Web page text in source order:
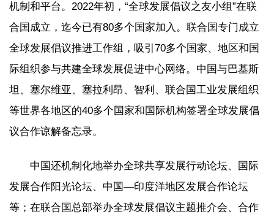
机制和平台。2022年初，“全球发展倡议之友小组”在联
合国成立，迄今已有80多个国家加入。联合国专门成立
全球发展倡议推进工作组，吸引70多个国家、地区和国
际组织参与共建全球发展促进中心网络。中国与巴基斯
坦、塞尔维亚、塞拉利昂、智利、联合国工业发展组织
等世界各地区的40多个国家和国际机构签署全球发展倡
议合作谅解备忘录。
中国还机制化地举办全球共享发展行动论坛、国际
发展合作阳光论坛、中国—印度洋地区发展合作论坛
等；在联合国总部举办全球发展倡议主题推介会、合作